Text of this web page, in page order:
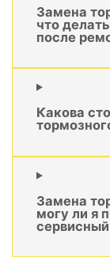
Замена
что
после
Какова
Замена
могу ли я